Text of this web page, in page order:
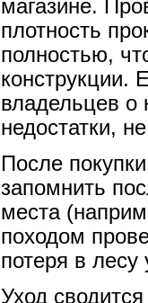
магазине.
плотность
полностью,
конструкции.
владельцев о
недостатки,
После
запомнить
места
походом
потеря в
Уход